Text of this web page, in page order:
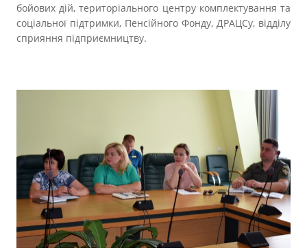
бойових дій, територіального центру комплектування та
соціальної підтримки, Пенсійного Фонду, ДРАЦСу, відділу
сприяння підприємництву.